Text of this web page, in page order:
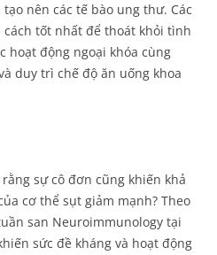
nên các tế bào ung thư. Các
tốt nhất để thoát khỏi tình
hoạt động ngoại khóa cùng
duy trì chế độ ăn uống khoa
sự cô đơn cũng khiến khả
cơ thể sụt giảm mạnh? Theo
san Neuroimmunology tại
sức đề kháng và hoạt động